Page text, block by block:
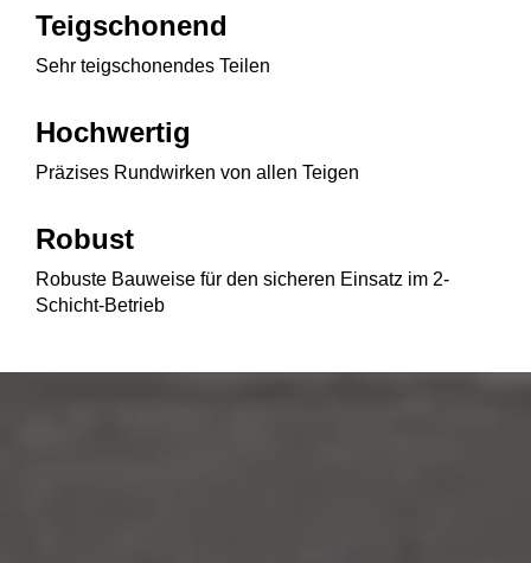
Teigschonend
Sehr teigschonendes Teilen
Hochwertig
Präzises Rundwirken von allen Teigen
Robust
Robuste Bauweise für den sicheren Einsatz im 2-
Schicht-Betrieb